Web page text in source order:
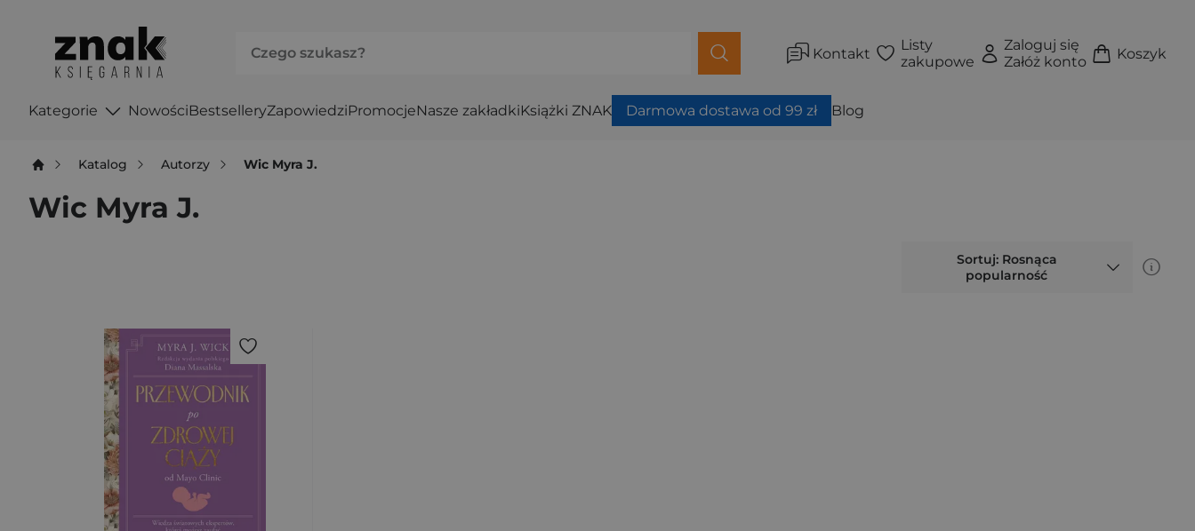
Kontakt
Listy
zakupowe
Zaloguj się
Załóż konto
Koszyk
Kategorie NowościBestselleryZapowiedziPromocjeNasze zakładkiKsiążki ZNAK Darmowa dostawa od 99 zł Blog
Katalog Autorzy Wic Myra J.
Wic Myra J.
Sortuj: Rosnąca
popularność